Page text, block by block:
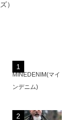
ズ）